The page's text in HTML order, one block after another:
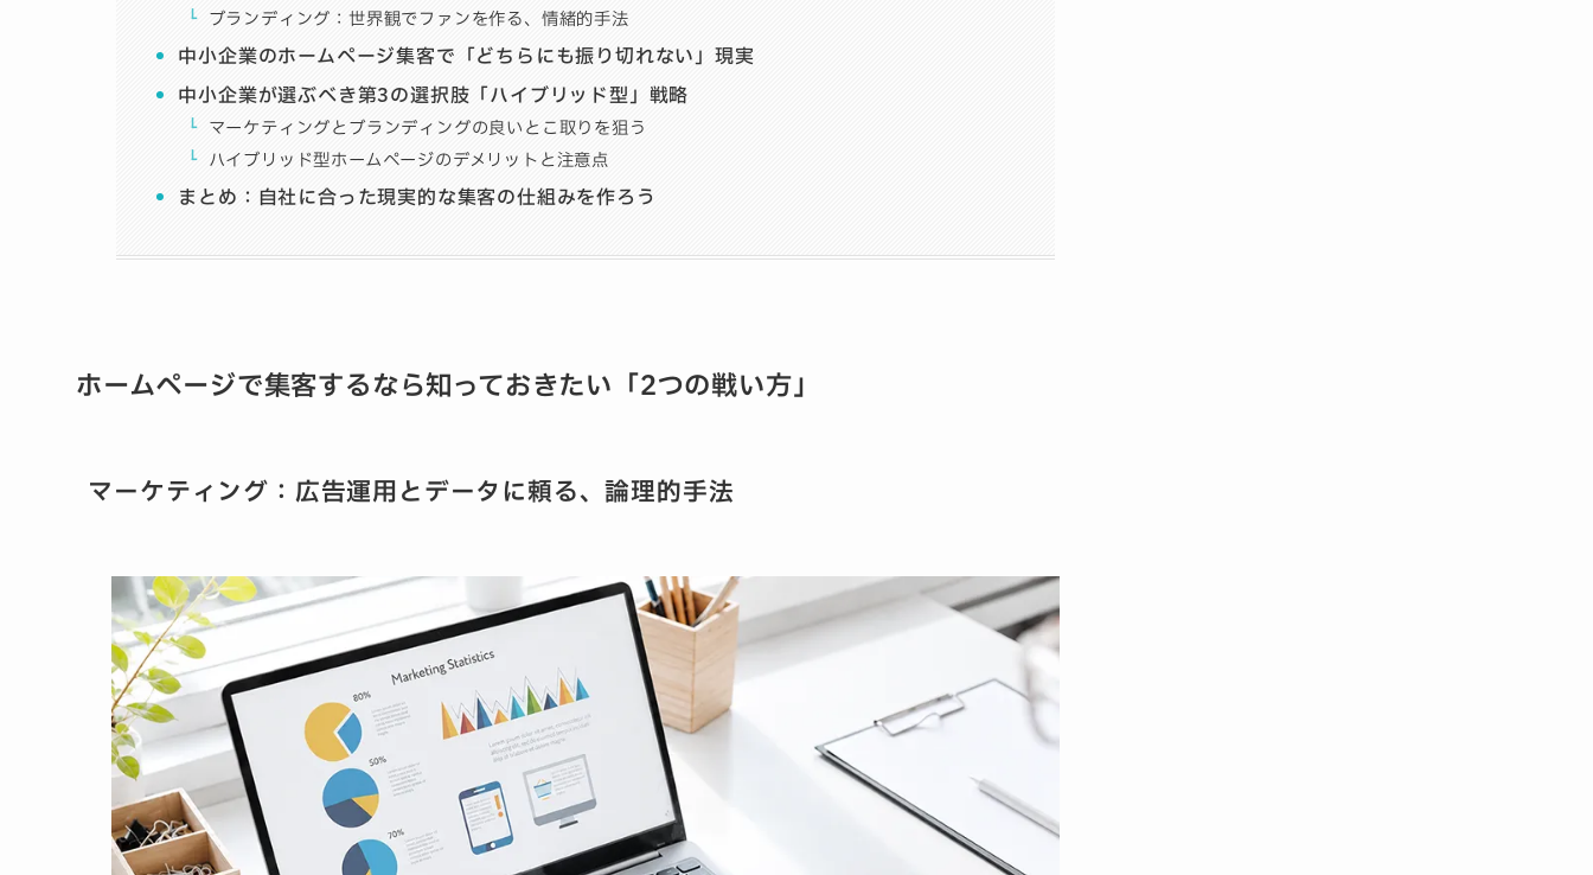
ブランディング：世界観でファンを作る、情緒的手法
中小企業のホームページ集客で「どちらにも振り切れない」現実
中小企業が選ぶべき第3の選択肢「ハイブリッド型」戦略
マーケティングとブランディングの良いとこ取りを狙う
ハイブリッド型ホームページのデメリットと注意点
まとめ：自社に合った現実的な集客の仕組みを作ろう
ホームページで集客するなら知っておきたい「2つの戦い方」
マーケティング ： 広告運用とデータに頼る、論理的手法